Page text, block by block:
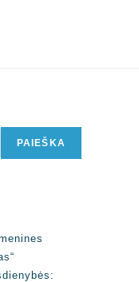
PAIEŠKA